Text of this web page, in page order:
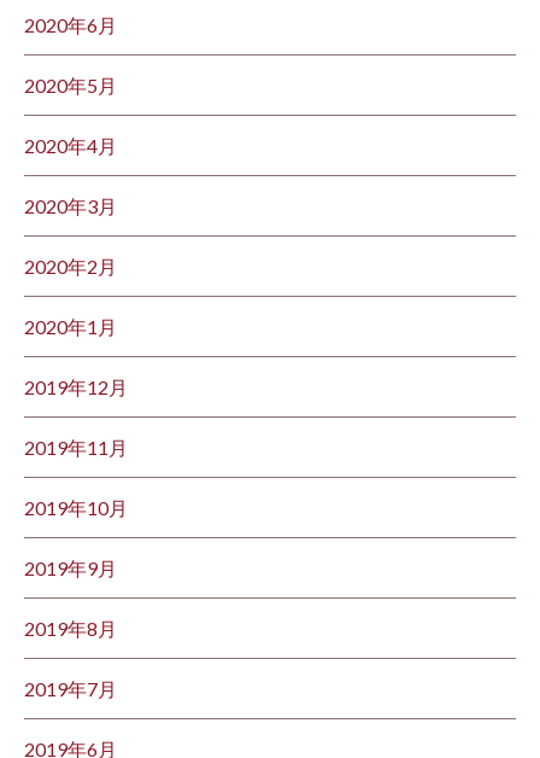
2020年6月
2020年5月
2020年4月
2020年3月
2020年2月
2020年1月
2019年12月
2019年11月
2019年10月
2019年9月
2019年8月
2019年7月
2019年6月